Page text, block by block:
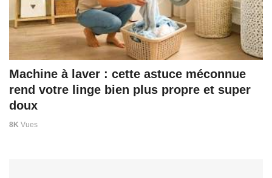
Machine à laver : cette astuce méconnue
rend votre linge bien plus propre et super
doux
8K Vues